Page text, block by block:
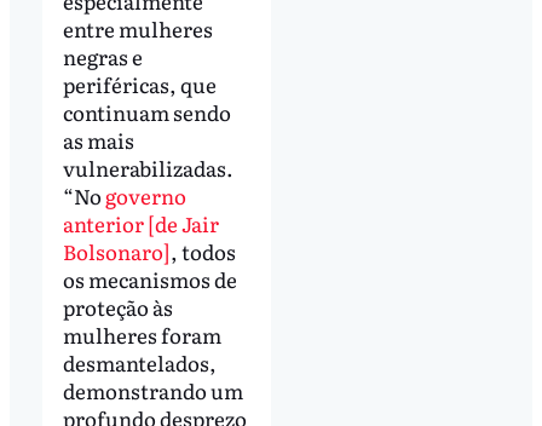
entre mulheres
negras e
periféricas, que
continuam sendo
as mais
vulnerabilizadas.
“Nogoverno
anterior [de Jair
Bolsonaro], todos
os mecanismos de
proteção às
mulheres foram
desmantelados,
demonstrando um
profundo desprezo